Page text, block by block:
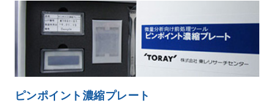
ピンポイント濃縮プレート